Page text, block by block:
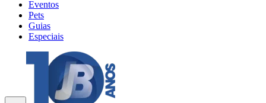
Eventos
Pets
Guias
Especiais
Explore Tudo
Últimas Notícias
Previsão do Tempo
Trânsito e Rotas